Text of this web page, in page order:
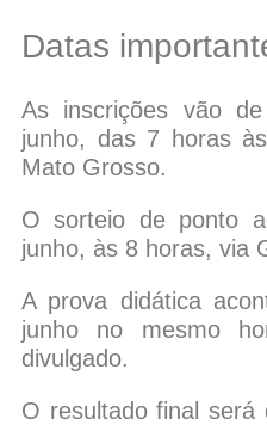
Datas
As inscrições vão
junho, das 7 horas
Mato Grosso.
O sorteio de ponto
junho, às 8 horas, via
A prova didática
junho no mesmo
divulgado.
O resultado final será